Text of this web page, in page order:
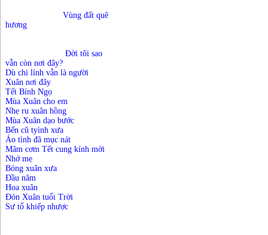
hương
Đời tôi sao
vẫn còn nơi đây?
Dù chi lính vẫn là người
Xuân nơi đây
Tết Bính Ngọ
Mùa Xuân cho em
Nhẹ ru xuân hồng
Mùa Xuân dạo bước
Bến cũ tyình xưa
Áo tình đã mục nát
Mâm cơm Tết cung kính mời
Nhớ mẹ
Bóng xuân xưa
Đầu năm
Hoa xuân
Đón Xuân tuổi Trời
Sư tổ khiếp nhược